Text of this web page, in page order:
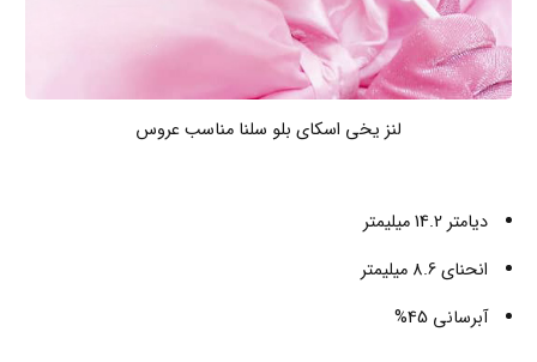
لنز یخی اسکای بلو سلنا مناسب عروس
دیامتر 14.2 میلیمتر
انحنای 8.6 میلیمتر
آبرسانی 45%